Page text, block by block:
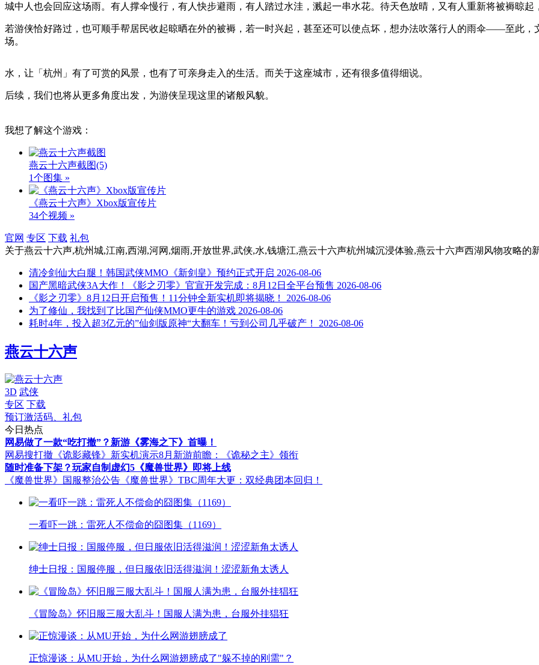
城中人也会回应这场雨。有人撑伞慢行，有人快步避雨，有人踏过水洼，溅起一串水花。待天色放晴，又有人重新将被褥晾
若游侠恰好路过，也可顺手帮居民收起晾晒在外的被褥，若一时兴起，甚至还可以使点坏，想办法吹落行人的雨伞——至此，
场。
水，让「杭州」有了可赏的风景，也有了可亲身走入的生活。而关于这座城市，还有很多值得细说。
后续，我们也将从更多角度出发，为游侠呈现这里的诸般风貌。
我想了解这个游戏：
燕云十六声截图(5)
1个图集 »
《燕云十六声》Xbox版宣传片
34个视频 »
官网 专区 下载 礼包
关于燕云十六声,杭州城,江南,西湖,河网,烟雨,开放世界,武侠,水,钱塘江,燕云十六声杭州城沉浸体验,燕云十六声西湖风物攻略的
清冷剑仙大白腿！韩国武侠MMO《新剑皇》预约正式开启 2026-08-06
国产黑暗武侠3A大作！《影之刃零》官宣开发完成：8月12日全平台预售 2026-08-06
《影之刃零》8月12日开启预售！11分钟全新实机即将揭晓！
2026-08-06
为了修仙，我找到了比国产仙侠MMO更牛的游戏 2026-08-06
耗时4年，投入超3亿元的”仙剑版原神“大翻车！亏到公司几乎破产！
2026-08-06
燕云十六声
3D 武侠
专区 下载
预订激活码、礼包
今日热点
网易做了一款“吃打撤”？新游《雾海之下》首曝！
网易搜打撤《诡影藏锋》新实机演示8月新游前瞻：《诡秘之主》领衔
随时准备下架？玩家自制虚幻5《魔兽世界》即将上线
《魔兽世界》国服整治公告 《魔兽世界》TBC周年大更：双经典团本回归！
一看吓一跳：雷死人不偿命的囧图集（1169）
绅士日报：国服停服，但日服依旧活得滋润！涩涩新角太诱人
《冒险岛》怀旧服三服大乱斗！国服人满为患，台服外挂猖狂
正惊漫谈：从MU开始，为什么网游翅膀成了"躲不掉的刚需"？